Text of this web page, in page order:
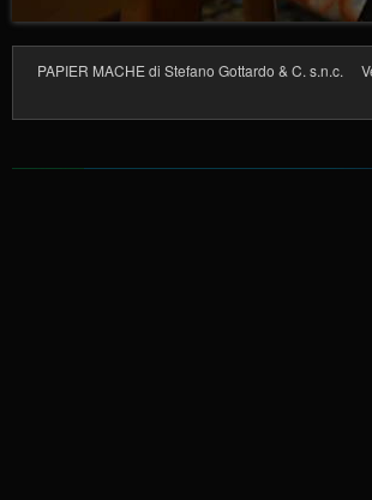
PAPIER MACHE di Stefano Gottardo & C.